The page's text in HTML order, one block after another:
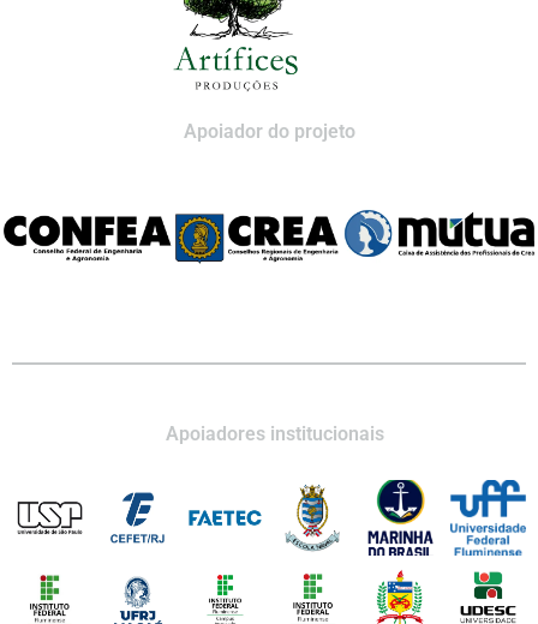
Apoiador do projeto
Apoiadores institucionais